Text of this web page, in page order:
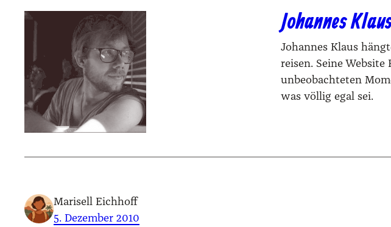
Johannes
Johannes Klaus
reisen. Seine
unbeobachteten
was völlig egal sei.
Marisell Eichhoff
5. Dezember 2010